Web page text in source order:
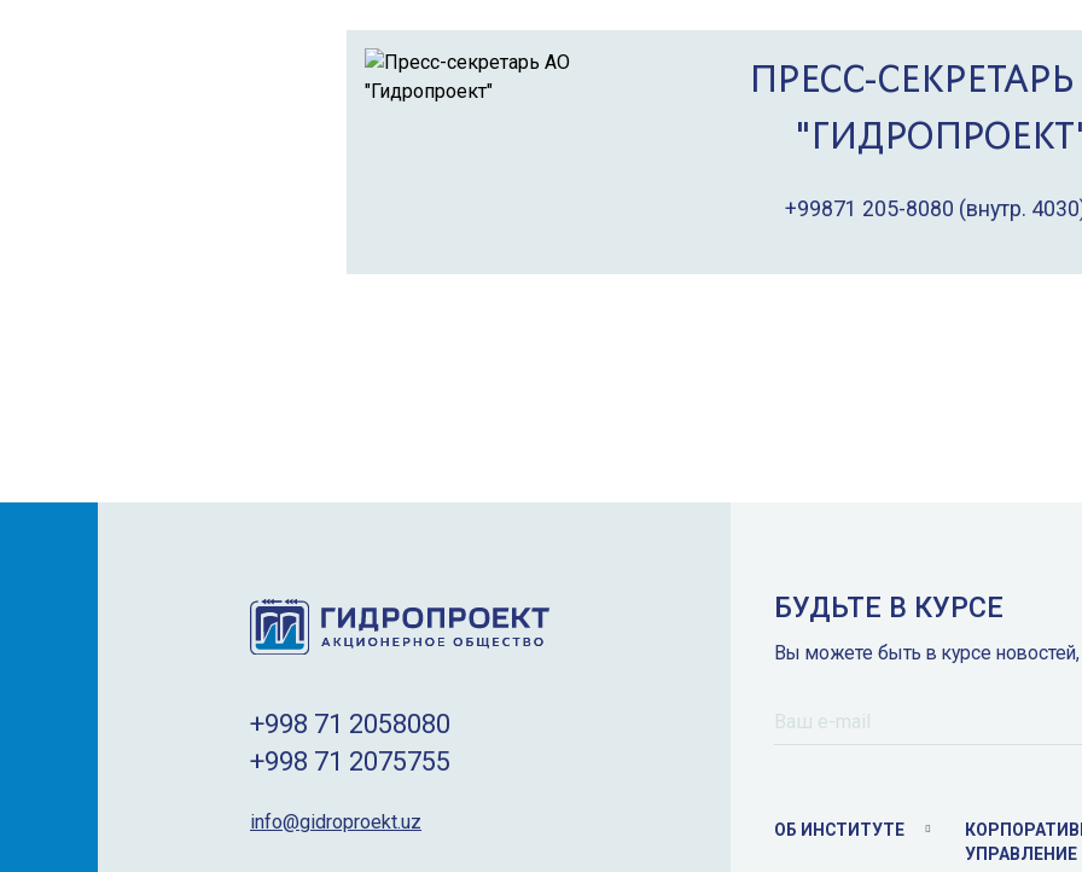
ПРЕСС-
+99871 205-8080 (внутр.
+998 71 2058080
+998 71 2075755
info@gidroproekt.uz
БУДЬТЕ В КУРСЕ
Вы можете быть в курсе
ОБ ИНСТИТУТЕ
УПРАВЛЕНИЕ